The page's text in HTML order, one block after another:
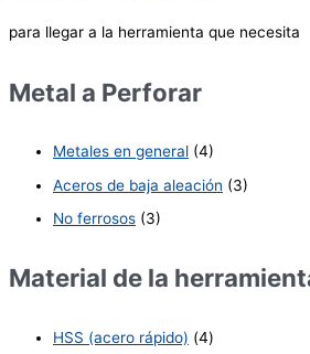
para llegar a la herramienta que necesita
Metal a Perforar
Metales en general (4)
Aceros de baja aleación (3)
No ferrosos (3)
Material de la
HSS (acero rápido) (4)